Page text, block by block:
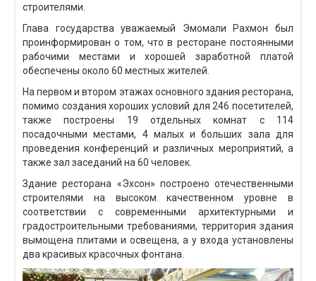
строителями.
Глава государства уважаемый Эмомали Рахмон был
проинформирован о том, что в ресторане постоянными
рабочими местами и хорошей заработной платой
обеспечены около 60 местных жителей.
На первом и втором этажах основного здания ресторана,
помимо создания хороших условий для 246 посетителей,
также построены 19 отдельных комнат с 114
посадочными местами, 4 малых и больших зала для
проведения конференций и различных мероприятий, а
также зал заседаний на 60 человек.
Здание ресторана «Эхсон» построено отечественными
строителями на высоком качественном уровне в
соответствии с современными архитектурными и
градостроительными требованиями, территория здания
вымощена плитами и освещена, а у входа установлены
два красивых красочных фонтана.